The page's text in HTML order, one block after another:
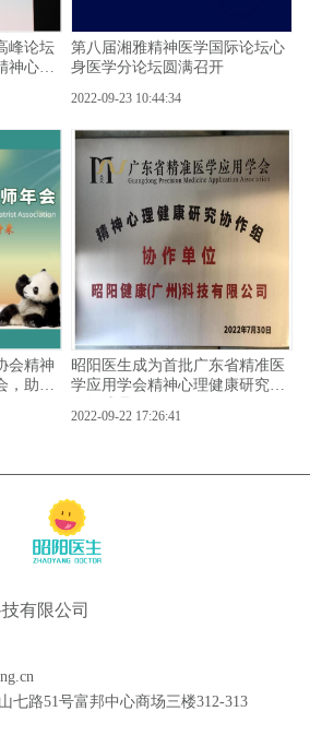
峰论坛
神心理
第八届湘雅精神医学国际论坛心
身医学分论坛圆满召开
2022-09-23 10:44:34
会精神
助力
昭阳医生成为首批广东省精准医
学应用学会精神心理健康研究协
2022-09-22 17:26:41
有限公司
七路51号富邦中心商场三楼312-313